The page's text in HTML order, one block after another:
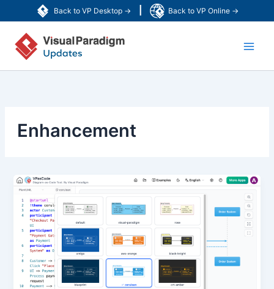
Back to VP Desktop → Back to VP Online →
至
Enhancement